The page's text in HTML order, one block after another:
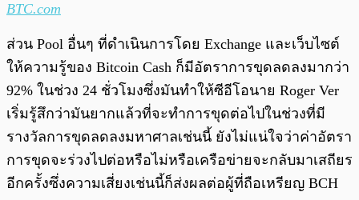
BTC.com
ส่วน Pool อื่นๆ ที่ดำเนินการโดย Exchange และเว็บไซต์
ให้ความรู้ของ Bitcoin Cash ก็มีอัตราการขุดลดลงมากว่า
92% ในช่วง 24 ชั่วโมงซึ่งมันทำให้ซีอีโอนาย Roger Ver
เริ่มรู้สึกว่ามันยากแล้วที่จะทำการขุดต่อไปในช่วงที่มี
รางวัลการขุดลดลงมหาศาลเช่นนี้ ยังไม่แน่ใจว่าค่าอัตรา
การขุดจะร่วงไปต่อหรือไม่หรือเครือข่ายจะกลับมาเสถียร
อีกครั้งซึ่งความเสี่ยงเช่นนี้ก็ส่งผลต่อผู้ที่ถือเหรียญ BCH